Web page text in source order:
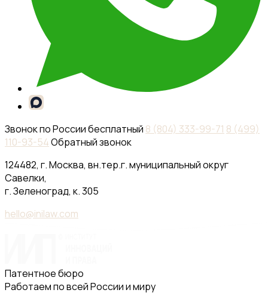
Звонок по России бесплатный 8 (804) 333-99-71 8 (499)
110-93-54Обратный звонок
124482, г. Москва, вн.тер.г. муниципальный округ
Савелки,
г. Зеленоград, к. 305
hello@inilaw.com
Патентное бюро
Работаем по всей России и миру